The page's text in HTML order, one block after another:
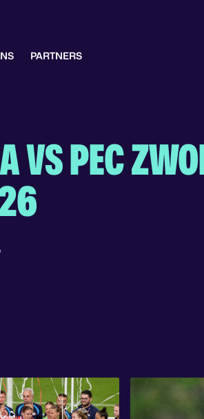
PARTNERS
VS PEC